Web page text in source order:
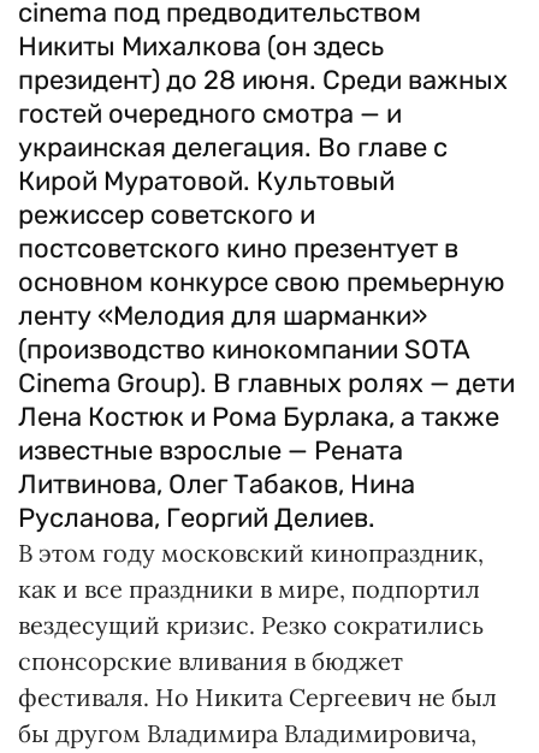
cinema под предводительством
Никиты Михалкова (он здесь
президент) до 28 июня. Среди важных
гостей очередного смотра — и
украинская делегация. Во главе с
Кирой Муратовой. Культовый
режиссер советского и
постсоветского кино презентует в
основном конкурсе свою премьерную
ленту «Мелодия для шарманки»
(производство кинокомпании SOTA
Cinema Group). В главных ролях — дети
Лена Костюк и Рома Бурлака, а также
известные взрослые — Рената
Литвинова, Олег Табаков, Нина
Русланова, Георгий Делиев.
В этом году московский кинопраздник,
как и все праздники в мире, подпортил
вездесущий кризис. Резко сократились
спонсорские вливания в бюджет
фестиваля. Но Никита Сергеевич не был
бы другом Владимира Владимировича,